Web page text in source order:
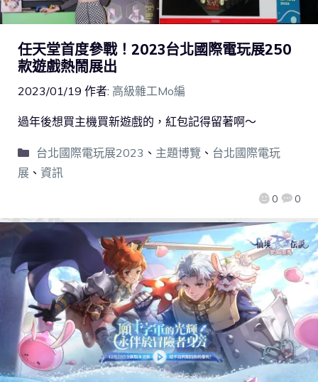
任天堂首度參戰！2023台北國際電玩展250
款遊戲熱鬧展出
2023/01/19 作者: 高級雜工Mo編
0 0
過年後想買主機買新遊戲的，紅包記得留著啊～
台北國際電玩展2023 、 主題博覽 、 台北國際電玩
展 、 資訊